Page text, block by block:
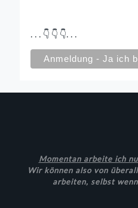
. . . 👇 👇 👇. . .
Momentan arbeite ich
Wir können also von
arbeiten, selbst